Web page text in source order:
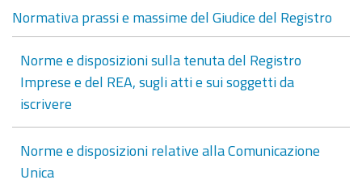
Normativa prassi e massime del Giudice del Registro
Norme e disposizioni sulla tenuta del Registro
Imprese e del REA, sugli atti e sui soggetti da
iscrivere
Norme e disposizioni relative alla Comunicazione
Unica